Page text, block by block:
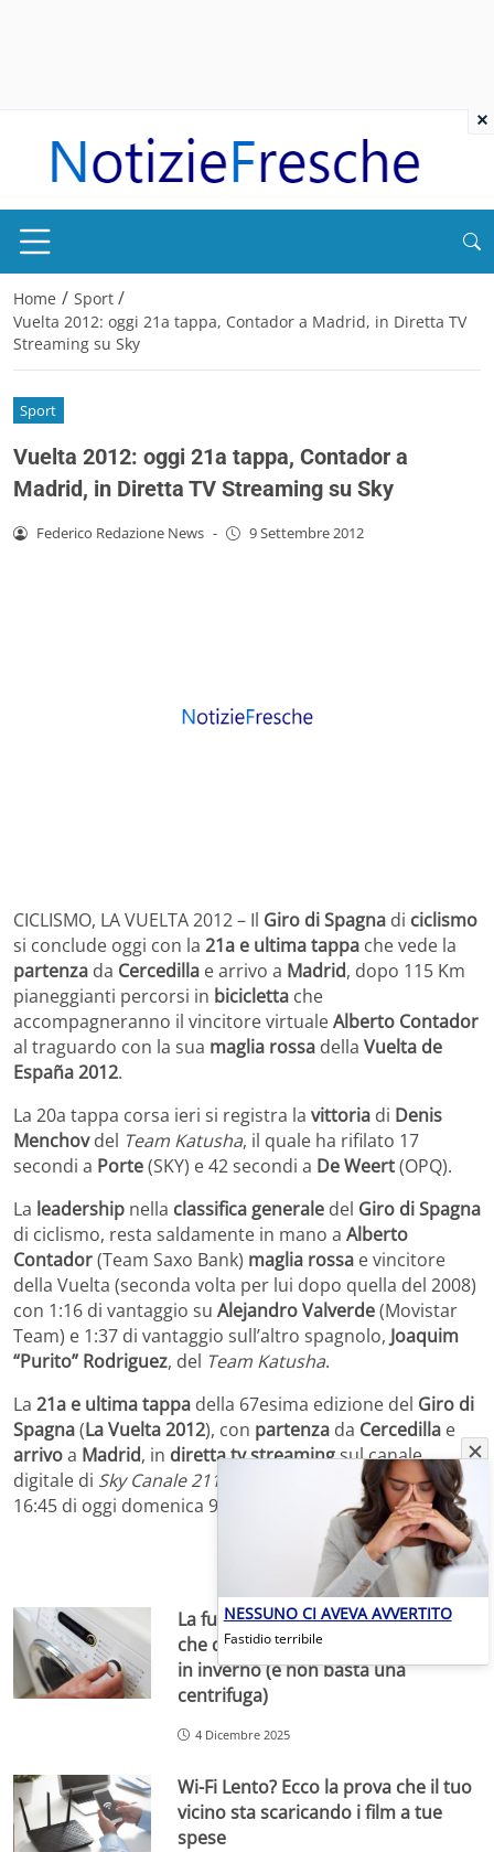
Home / Sport /
Vuelta 2012: oggi 21a tappa, Contador a Madrid, in Diretta TV
Streaming su Sky
Sport
Vuelta 2012: oggi 21a tappa, Contador a
Madrid, in Diretta TV Streaming su Sky
Federico Redazione News - 9 Settembre 2012
CICLISMO, LA VUELTA 2012 – Il Giro di Spagna di ciclismo
si conclude oggi con la 21a e ultima tappa che vede la
partenza da Cercedilla e arrivo a Madrid, dopo 115 Km
pianeggianti percorsi in bicicletta che
accompagneranno il vincitore virtualeAlberto Contador
al traguardo con la sua maglia rossa della Vuelta de
España 2012.
La 20a tappa corsa ieri si registra la vittoria di Denis
Menchovdel Team Katusha, il quale ha rifilato 17
secondi a Porte(SKY) e 42 secondi a De Weert(OPQ).
La leadership nella classifica generale del Giro di Spagna
di ciclismo, resta saldamente in mano a Alberto
Contador(Team Saxo Bank) maglia rossa e vincitore
della Vuelta (seconda volta per lui dopo quella del 2008)
con 1:16 di vantaggio su Alejandro Valverde(Movistar
Team) e 1:37 di vantaggio sull’altro spagnolo, Joaquim
“Purito” Rodriguez, del Team Katusha.
La 21a e ultima tappa della 67esima edizione del Giro di
Spagna(La Vuelta 2012), con partenza da Cercedilla e
arrivoa Madrid, in diretta tv streamingsul canale
digitale di Sky Canale 211 (Eurosport)
, a partire dalle ore
16:45 di oggi domenica 9 settembre 2012.
La funzione segreta della lavatrice
che dimezza i tempi di asciugatura
in inverno (e non basta una
centrifuga)
4 Dicembre 2025
Wi-Fi Lento? Ecco la prova che il tuo
vicino sta scaricando i film a tue
spese
×
NESSUNO CI AVEVA AVVERTITO
Fastidio terribile